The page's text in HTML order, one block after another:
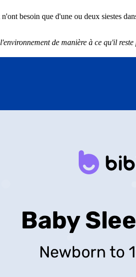
besoin que d'une ou deux siestes
de manière à ce qu'il